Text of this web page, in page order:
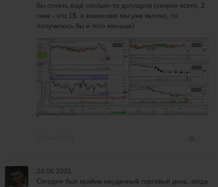
бы отнять ещё сколько-то долларов (скорее всего, 2
тика - это 1$, а комиссию мы уже вычли), то
получилось бы и того меньше)
24.06.2021
Сегодня был крайне неудачный торговый день, когда